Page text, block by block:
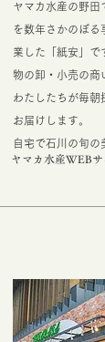
ヤマカ水産の野田
を数年さかのぼる
業した「紙安」で
物の卸・小売の商
わたしたちが毎朝
お届けします。
自宅で石川の旬の
ヤマカ水産WEBサ